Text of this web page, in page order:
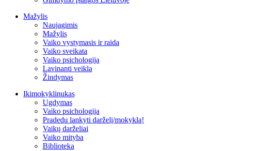
Mažylis
Naujagimis
Mažylis
Vaiko vystymasis ir raida
Vaiko sveikata
Vaiko psichologija
Lavinanti veikla
Žindymas
Ikimokyklinukas
Ugdymas
Vaiko psichologija
Pradedu lankyti darželį/mokyklą!
Vaikų darželiai
Vaiko mityba
Biblioteka